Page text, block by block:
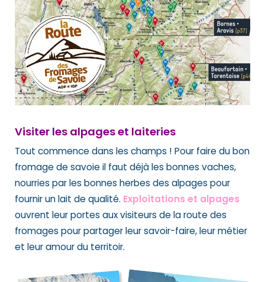
Visiter les alpages et laiteries
Tout commence dans les champs ! Pour faire du bon
fromage de savoie il faut déjà les bonnes vaches,
nourries par les bonnes herbes des alpages pour
fournir un lait de qualité. Exploitations et alpages
ouvrent leur portes aux visiteurs de la route des
fromages pour partager leur savoir-faire, leur métier
et leur amour du territoir.